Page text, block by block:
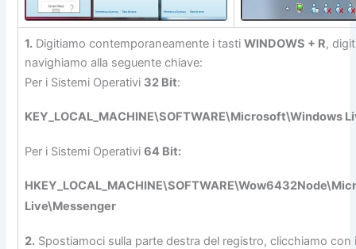
1. Digitiamo contemporaneamente i tastiWINDOWS + R,
navighiamo alla seguente chiave:
Per i Sistemi Operativi 32 Bit:
KEY_LOCAL_MACHINE\SOFTWARE\Microsoft\Windows
Per i Sistemi Operativi64 Bit:
Live\Messenger
2. Spostiamoci sulla parte destra del registro, clicchiamo